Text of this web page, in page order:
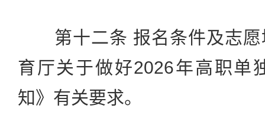
第十二条 报名条件及志愿
育厅关于做好2026年高职单
知》有关要求。